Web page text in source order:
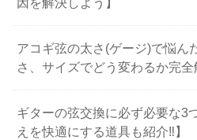
アコギ弦の太さ(ゲージ)で悩ん
さ、サイズでどう変わるか完全
ギターの弦交換に必ず必要な3
えを快適にする道具も紹介‼︎】